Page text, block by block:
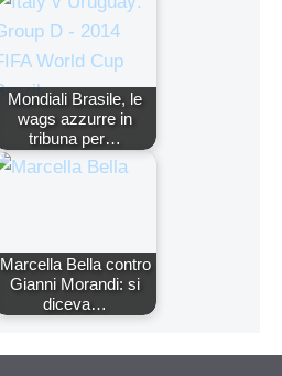
Mondiali Brasile, le
wags azzurre in
tribuna per…
Marcella Bella contro
Gianni Morandi: si
diceva…